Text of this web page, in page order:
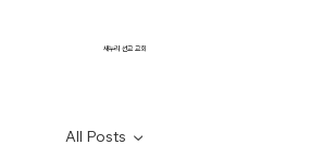
새누리 선교 교회
All Posts